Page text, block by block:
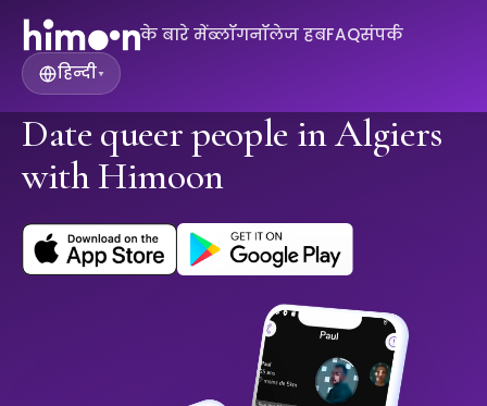
के बारे मेंब्लॉगनॉलेज हबFAQसंपर्क
हिन्दी▾
Date queer people in Algiers
with Himoon